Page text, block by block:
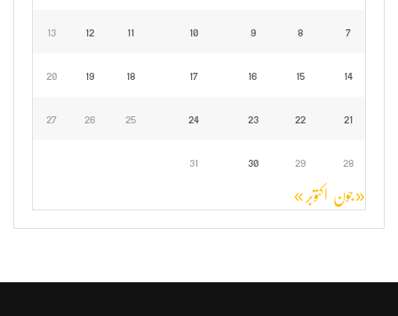
7
8
9
10
11
12
13
14
15
16
17
18
19
20
21
22
23
24
25
26
27
28
29
30
31
« جون اکتوبر »